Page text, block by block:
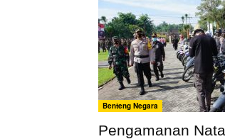
Benteng Negara
Pengamanan